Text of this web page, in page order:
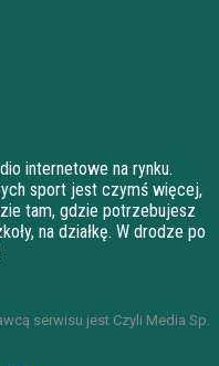
internetowe na rynku.
sport jest czymś więcej,
tam, gdzie potrzebujesz
na działkę. W drodze po
serwisu jest Czyli Media Sp.